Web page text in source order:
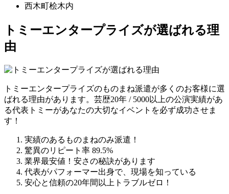
西木町桧木内
トミーエンタープライズが選ばれる理
由
トミーエンタープライズのものまね派遣が多くのお客様に選
ばれる理由があります。芸歴20年 / 5000以上の公演実績があ
る代表トミーがあなたの大切なイベントを必ず成功させま
す！
実績のあるものまねのみ派遣！
驚異のリピート率 89.5%
業界最安値！安さの秘訣があります
代表がパフォーマー出身で、現場を知っている
安心と信頼の20年間以上トラブルゼロ！